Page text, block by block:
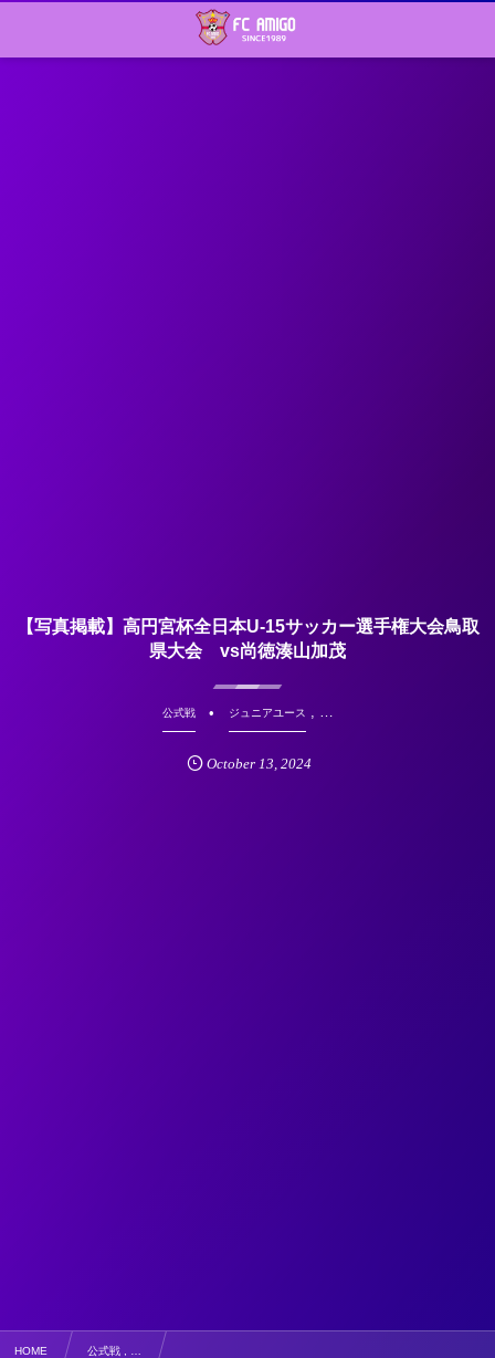
【写真掲載】高円宮杯全日本U-15サッカー選手権大会鳥取
県大会 vs尚徳湊山加茂
公式戦 ジュニアユース
October 13 ,2024
HOME 公式戦 , …